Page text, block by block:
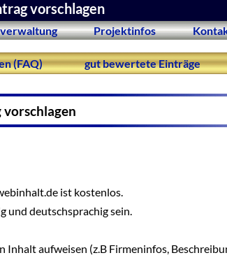
vorschlagen
Projektinfos
(FAQ) gut bewertete Einträge
vorschlagen
ist kostenlos.
und deutschsprachig sein.
aufweisen (z.B Firmeninfos,